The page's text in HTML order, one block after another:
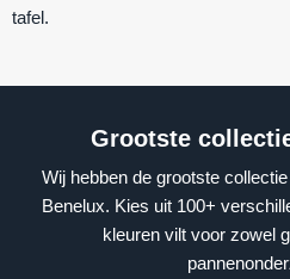
tafel.
Grootste
Wij hebben de grootste
Benelux. Kies uit 100+
kleuren vilt voor zowel